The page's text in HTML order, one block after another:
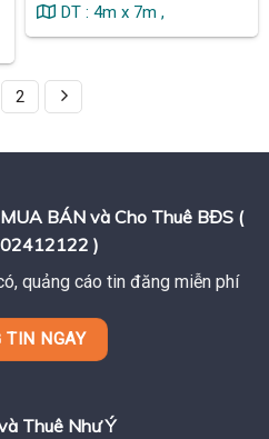
DT : 4m x 7m ,
2
BÁN và Cho Thuê BĐS (
)
quảng cáo tin đăng miễn phí
TIN NGAY
Thuê Như Ý